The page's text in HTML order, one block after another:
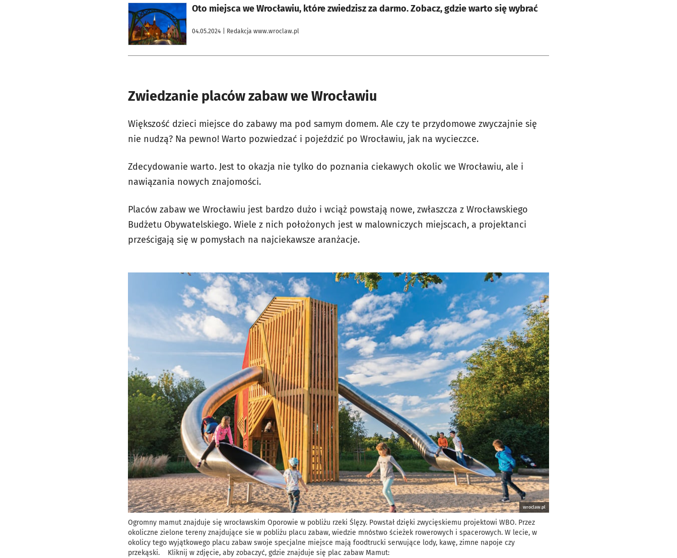
Oto miejsca we Wrocławiu, które zwiedzisz za darmo. Zobacz, gdzie warto się wybrać
04.05.2024 | Redakcja www.wroclaw.pl
otworzy się w nowej karcie
Zwiedzanie placów zabaw we Wrocławiu
Większość dzieci miejsce do zabawy ma pod samym domem. Ale czy te przydomowe zwyczajnie się
nie nudzą? Na pewno! Warto pozwiedzać i pojeździć po Wrocławiu, jak na wycieczce.
Zdecydowanie warto. Jest to okazja nie tylko do poznania ciekawych okolic we Wrocławiu, ale i
nawiązania nowych znajomości.
Placów zabaw we Wrocławiu jest bardzo dużo i wciąż powstają nowe, zwłaszcza z Wrocławskiego
Budżetu Obywatelskiego. Wiele z nich położonych jest w malowniczych miejscach, a projektanci
prześcigają się w pomysłach na najciekawsze aranżacje.
wroclaw.pl
Ogromny mamut znajduje się wrocławskim Oporowie w pobliżu rzeki Ślęzy. Powstał dzięki zwycięskiemu projektowi WBO. Przez
okoliczne zielone tereny znajdujące sie w pobliżu placu zabaw, wiedzie mnóstwo ścieżek rowerowych i spacerowych. W lecie, w
okolicy tego wyjątkowego placu zabaw swoje specjalne miejsce mają foodtrucki serwujące lody, kawę, zimne napoje czy
przekąski. Kliknij w zdjęcie, aby zobaczyć, gdzie znajduje się plac zabaw Mamut: